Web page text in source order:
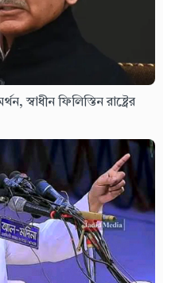
স্বাধীন ফিলিস্তিন রাষ্ট্রের